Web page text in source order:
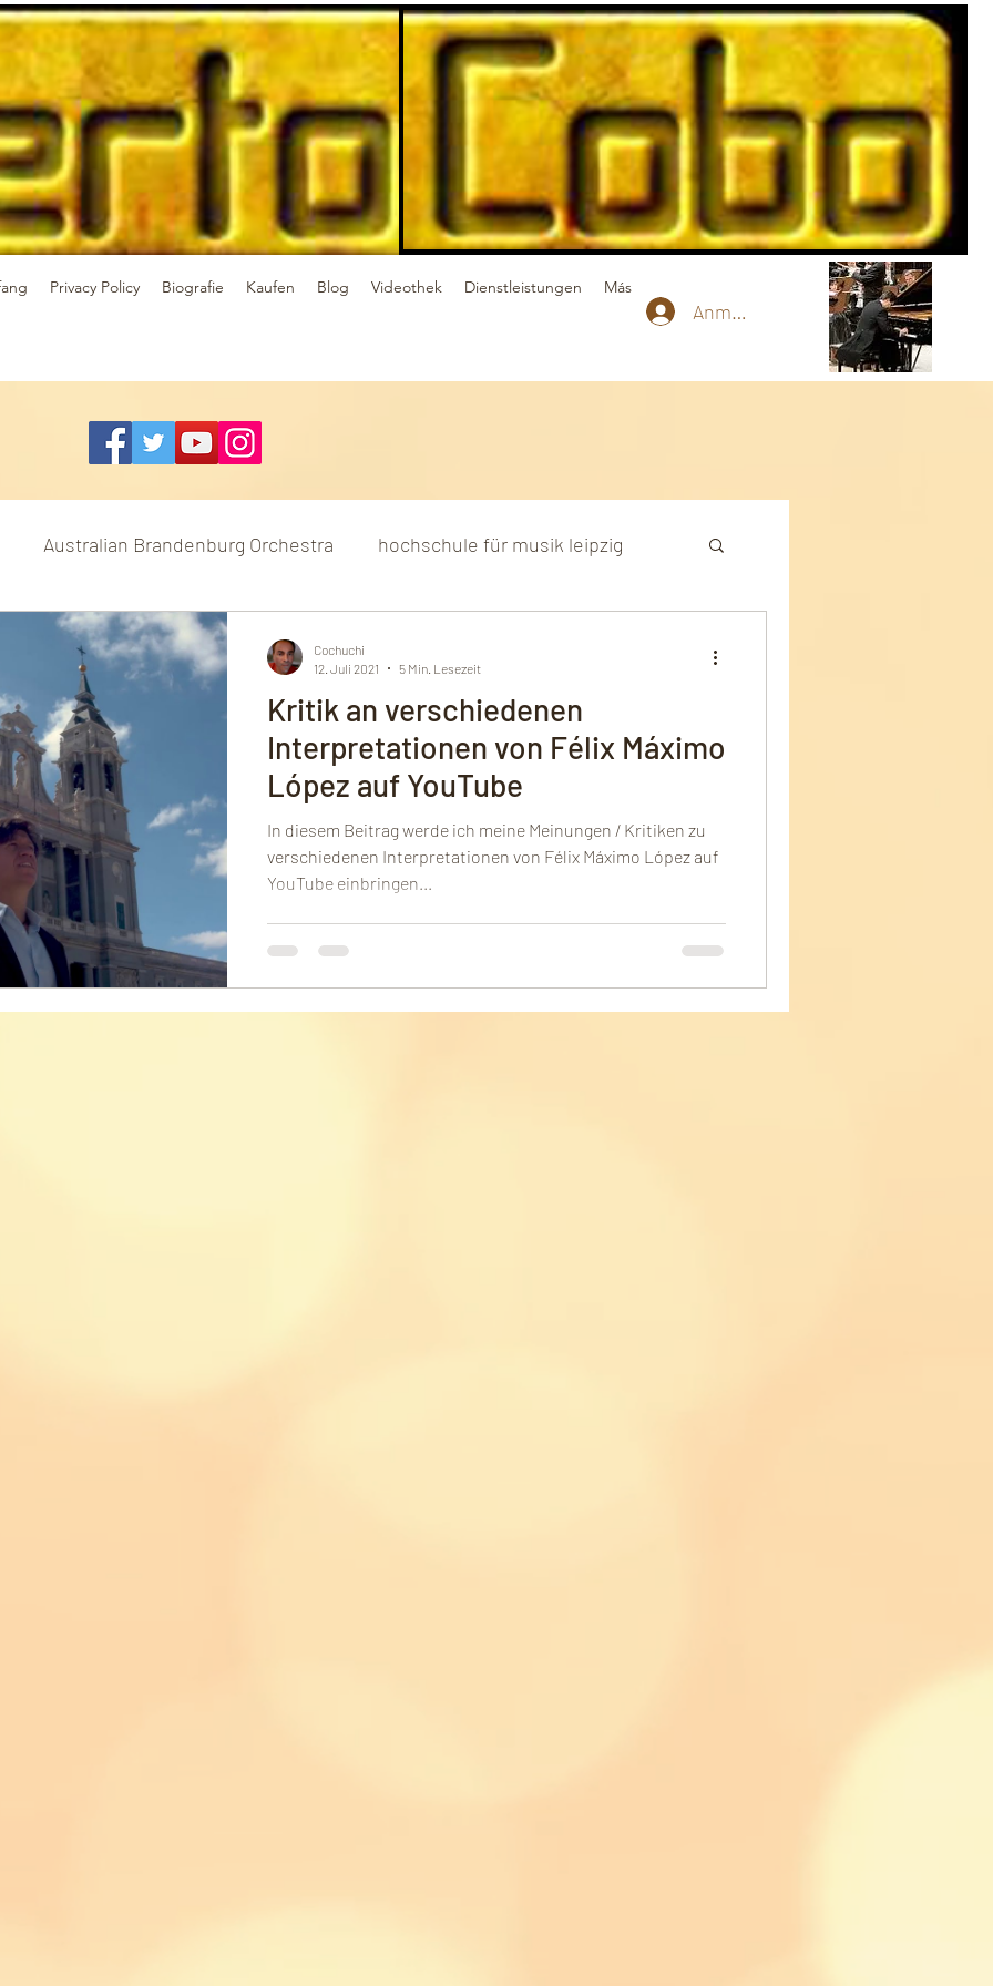
Privacy Policy Biografie Kaufen Blog Videothek Dienstleistungen Más
Anmelden
Australian Brandenburg Orchestra hochschule für musik leipzig
Pinteño hochschule für musik munich
Deutsche Grammophone Hochschule für Musik Nürnberg
by A Variaciones del Fandango español
Spanisches Goldenes Zeitalter Spanische Tastenmusik
Musik am spanischen Hof Alte Spanische Klaviersonaten
Kritik an verschiedenen
Interpretationen von Félix Máximo
López auf YouTube
In diesem Beitrag werde ich meine Meinungen / Kritiken zu
verschiedenen Interpretationen von Félix Máximo López auf
YouTube einbringen...
Cochuchi
12. Juli 2021
5 Min. Lesezeit